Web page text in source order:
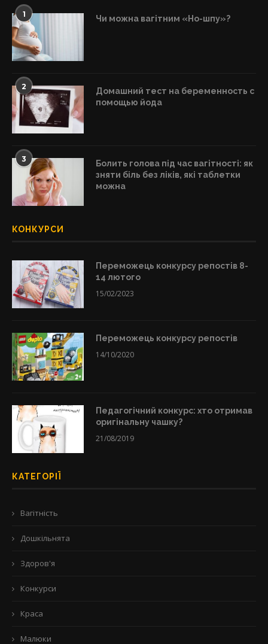
1 Чи можна вагітним «Но-шпу»?
2
Домашний тест на беременность с
помощью йода
3
Болить голова під час вагітності: як
зняти біль без ліків, які таблетки
можна
КОНКУРСИ
Переможець конкурсу репостів 8-
14 лютого
15/02/2023
Переможець конкурсу репостів
14/10/2020
Педагогічний конкурс: хто отримав
оригінальну чашку?
21/08/2019
КАТЕГОРІЇ
Вагітність
Дошкільнята
Здоров'я
Конкурси
Краса
Малюки